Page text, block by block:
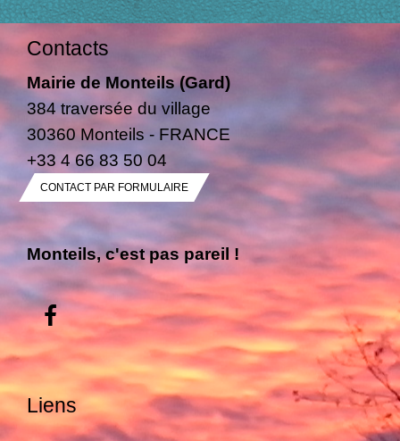
Contacts
Mairie de Monteils (Gard)
384 traversée du village
30360 Monteils - FRANCE
+33 4 66 83 50 04
CONTACT PAR FORMULAIRE
Monteils, c'est pas pareil !
Liens